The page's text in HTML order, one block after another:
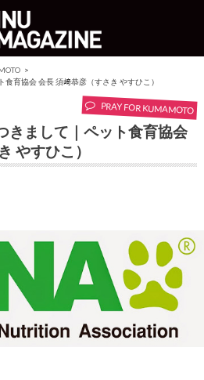
食育協会 会長 須﨑恭彦（すさき やすひこ）
PRAY FOR KUMAMOTO
きまして｜ペット食育協会
やすひこ）